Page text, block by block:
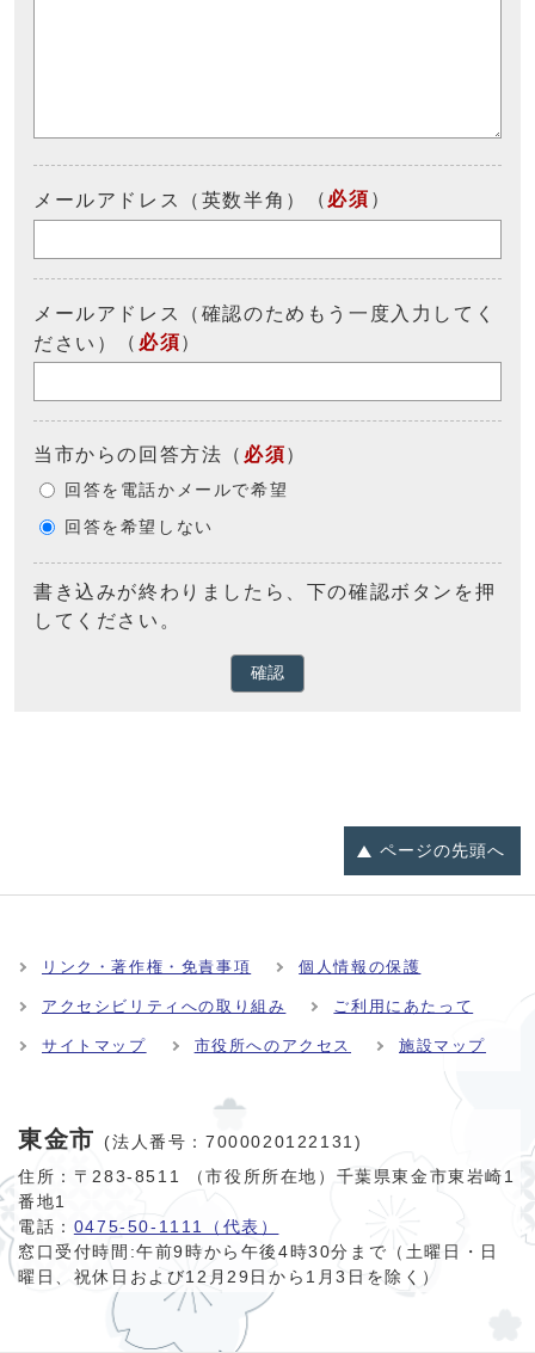
メールアドレス（英数半角） （ 必須 ）
メールアドレス（確認のためもう一度入力してく
ださい）
（ 必須）
当市からの回答方法 （ 必須）
回答を電話かメールで希望
回答を希望しない
書き込みが終わりましたら、下の確認ボタンを押
してください。
確認
ページの先頭へ
リンク・著作権・免責事項 個人情報の保護
アクセシビリティへの取り組み ご利用にあたって
サイトマップ 市役所へのアクセス 施設マップ
東金市
(法人番号：7000020122131)
住所：〒283-8511 （市役所所在地）千葉県東金市東岩崎1
番地1
電話： 0475-50-1111（代表）
窓口受付時間:午前9時から午後4時30分まで（土曜日・日
曜日、祝休日および12月29日から1月3日を除く）